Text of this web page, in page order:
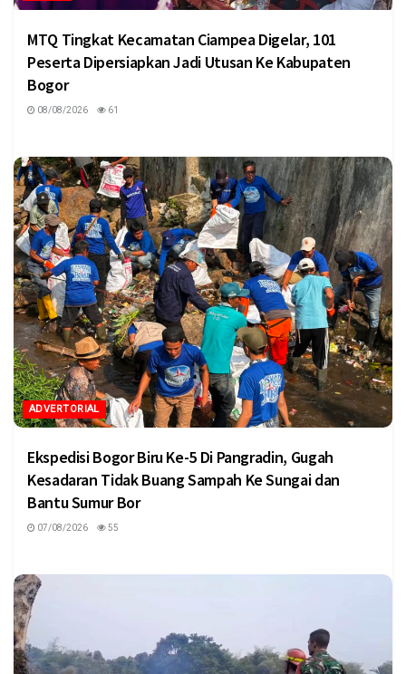
MTQ Tingkat Kecamatan Ciampea Digelar, 101
Peserta Dipersiapkan Jadi Utusan Ke Kabupaten
Bogor
08/08/2026 61
ADVERTORIAL
Ekspedisi Bogor Biru Ke-5 Di Pangradin, Gugah
Kesadaran Tidak Buang Sampah Ke Sungai dan
Bantu Sumur Bor
07/08/2026 55